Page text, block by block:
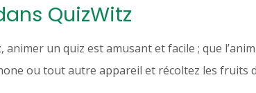
QuizWitz
animer un quiz est amusant et facile ; que
ou tout autre appareil et récoltez les fruits